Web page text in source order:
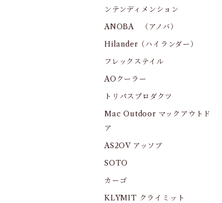
ンテンディメンション
ANOBA （アノバ）
Hilander（ハイランダー）
フレックステイル
AOクーラー
トリパスプロダクツ
Mac Outdoor マックアウトド
ア
AS2OV アッソブ
SOTO
カーゴ
KLYMIT クライミット